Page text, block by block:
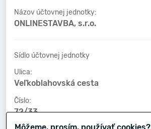
Názov účtovnej jednotky:
ONLINESTAVBA, s.r.o.
Sídlo účtovnej jednotky
Ulica:
Veľkoblahovská cesta
Číslo:
72/33